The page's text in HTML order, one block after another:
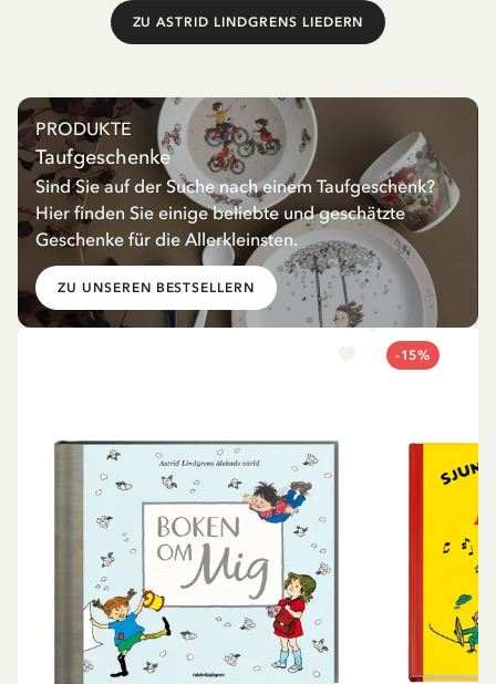
ZU ASTRID LINDGRENS LIEDERN
PRODUKTE
Taufgeschenke
Sind Sie auf der Suche nach einem Taufgeschenk?
Hier finden Sie einige beliebte und geschätzte
Geschenke für die Allerkleinsten.
ZU UNSEREN BESTSELLERN
-15%